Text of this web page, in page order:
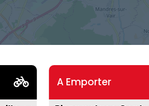
A Emporter